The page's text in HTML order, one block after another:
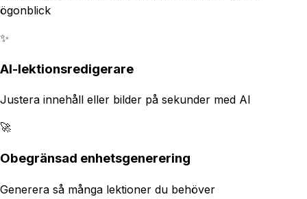
ögonblick
✨
AI-lektionsredigerare
Justera innehåll eller bilder på sekunder med AI
🚀
Obegränsad enhetsgenerering
Generera så många lektioner du behöver